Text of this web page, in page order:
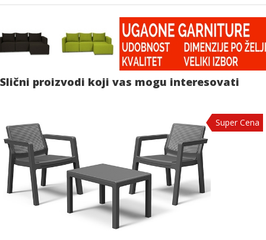
Slični proizvodi koji vas mogu interesovati
Super Cena